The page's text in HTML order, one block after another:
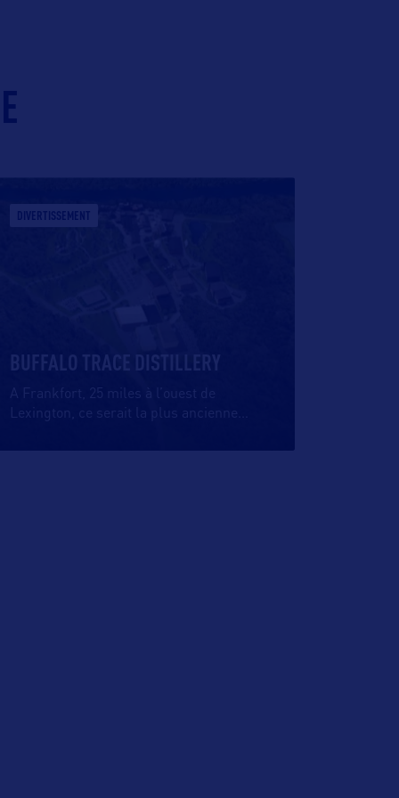
DIVERTISSEMENT
BUFFALO TRACE DISTILLERY
A Frankfort, 25 miles à l’ouest de
Lexington, ce serait la plus ancienne